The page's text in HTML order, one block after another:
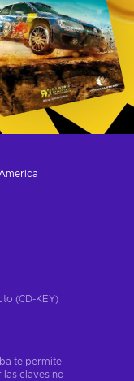
(CD-KEY)
te permite
claves no